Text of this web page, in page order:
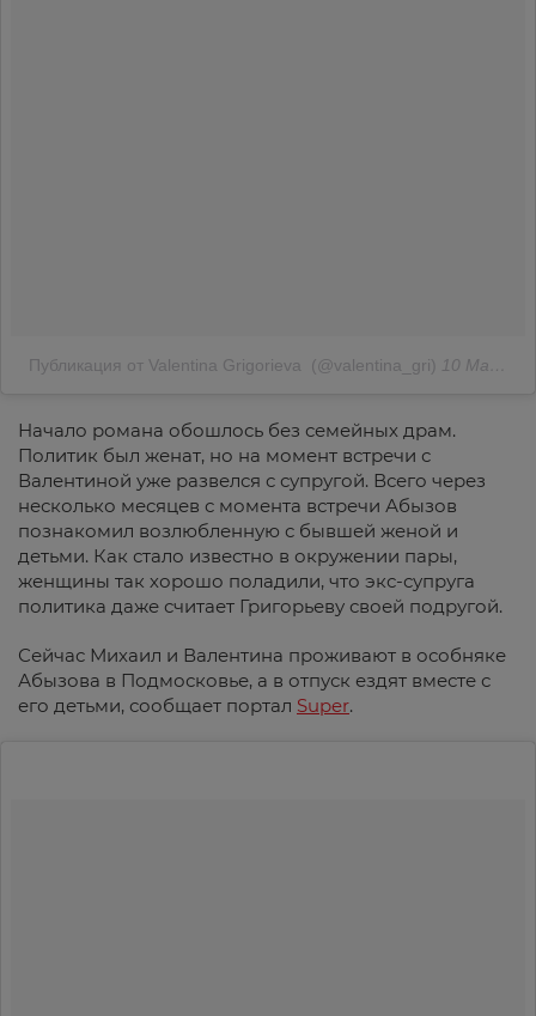
Публикация от Valentina Grigorieva ️ (@valentina_gri) 10 Мар 2018 в 3:53 PST
Начало романа обошлось без семейных драм.
Политик был женат, но на момент встречи с
Валентиной уже развелся с супругой. Всего через
несколько месяцев с момента встречи Абызов
познакомил возлюбленную с бывшей женой и
детьми. Как стало известно в окружении пары,
женщины так хорошо поладили, что экс-супруга
политика даже считает Григорьеву своей подругой.
Сейчас Михаил и Валентина проживают в особняке
Абызова в Подмосковье, а в отпуск ездят вместе с
его детьми, сообщает портал Super.